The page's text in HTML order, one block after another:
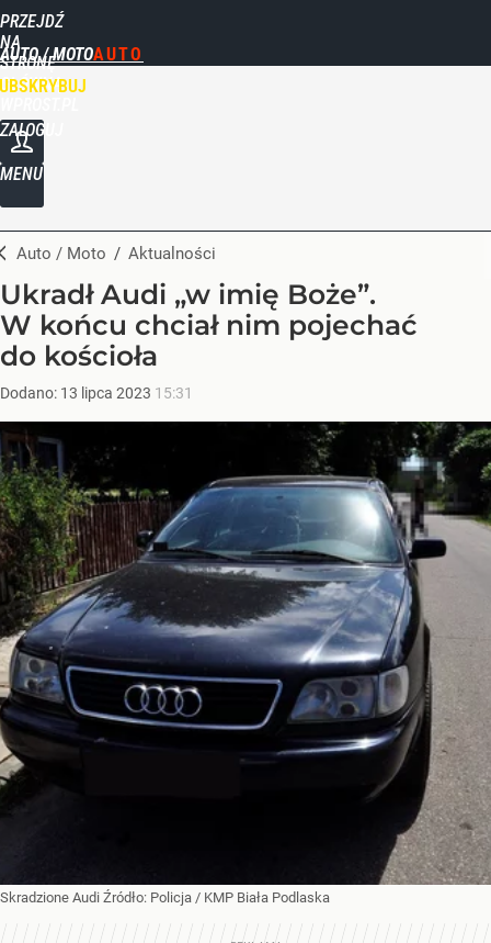
PRZEJDŹ
NA
STRONĘ
GŁÓWNĄ
AUTO / MOTO
ZALOGUJ
MENU
Auto / Moto / Aktualności
Ukradł Audi „w imię Boże”.
W końcu chciał nim pojechać
do kościoła
Dodano: 13 lipca 2023 15:31
Skradzione Audi Źródło: Policja / KMP Biała Podlaska